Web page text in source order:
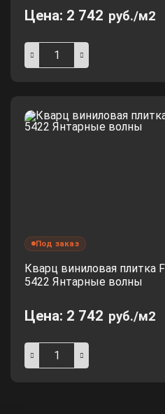
Цена: 2 742 руб./м2
Под заказ
Кварц виниловая плитка
5422 Янтарные волны
Цена: 2 742 руб./м2